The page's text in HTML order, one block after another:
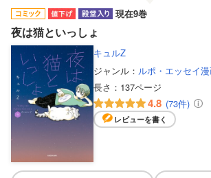
現在9巻
夜は猫といっしょ
キュルZ
ジャンル： ルポ・エッセイ
長さ： 137ページ
4.8 (73件)
レビューを書く